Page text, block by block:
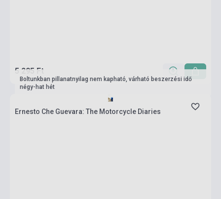
5 295 Ft
Boltunkban pillanatnyilag nem kapható, várható beszerzési idő
négy-hat hét
Ernesto Che Guevara: The Motorcycle Diaries